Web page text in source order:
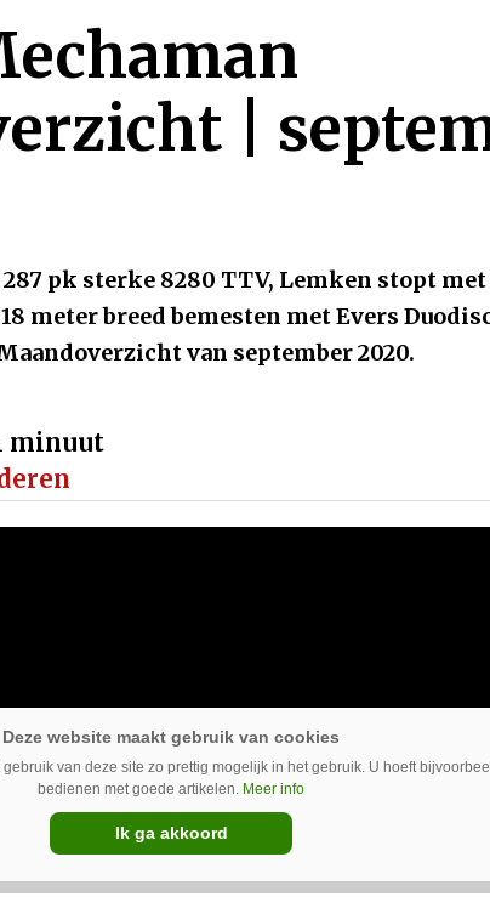
|
pk sterke 8280 TTV, Lemken stopt
meter breed bemesten met Evers
van september 2020.
minuut
van deze site zo prettig mogelijk in het gebruik. U hoeft
bedienen met goede artikelen. Meer info
Ik ga akkoord